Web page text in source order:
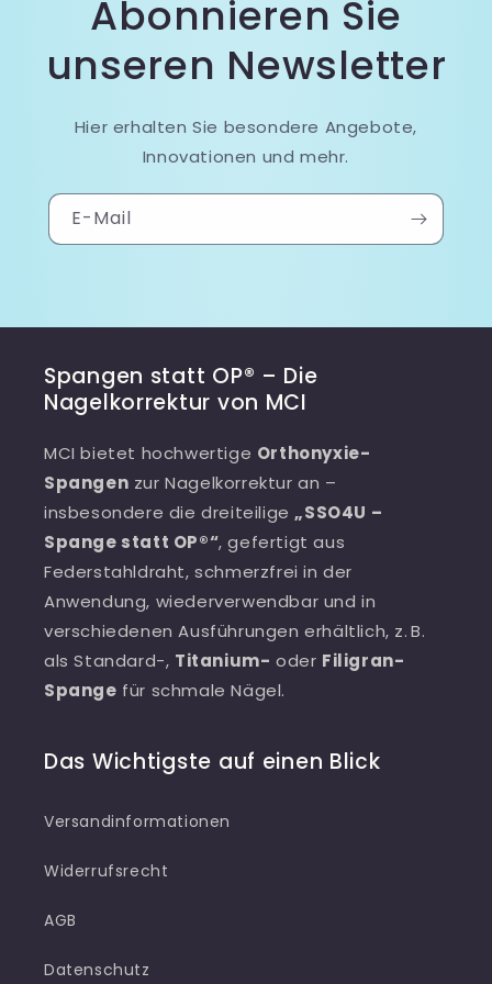
Abonnieren Sie
unseren Newsletter
Hier erhalten Sie besondere Angebote,
Innovationen und mehr.
E-Mail
Spangen statt OP® – Die
Nagelkorrektur von MCI
MCI bietet hochwertige Orthonyxie-
Spangen zur Nagelkorrektur an –
insbesondere die dreiteilige „SSO4U –
Spange statt OP®“, gefertigt aus
Federstahldraht, schmerzfrei in der
Anwendung, wiederverwendbar und in
verschiedenen Ausführungen erhältlich, z. B.
als Standard-, Titanium- oder Filigran-
Spange für schmale Nägel.
Das Wichtigste auf einen Blick
Versandinformationen
Widerrufsrecht
AGB
Datenschutz